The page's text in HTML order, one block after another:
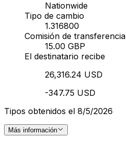
Nationwide
Tipo de cambio
1.316800
Comisión de transferencia
15.00 GBP
El destinatario recibe
26,316.24 USD
-347.75 USD
Tipos obtenidos el 8/5/2026
Más información